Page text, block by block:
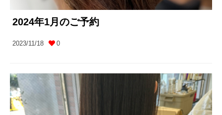
2024年1月のご予約
2023/11/18 0